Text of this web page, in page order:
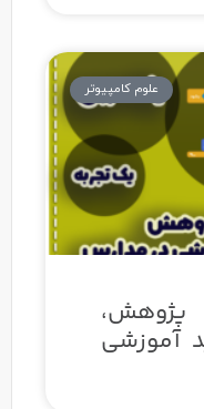
علوم کامپیوتر
آموزشی